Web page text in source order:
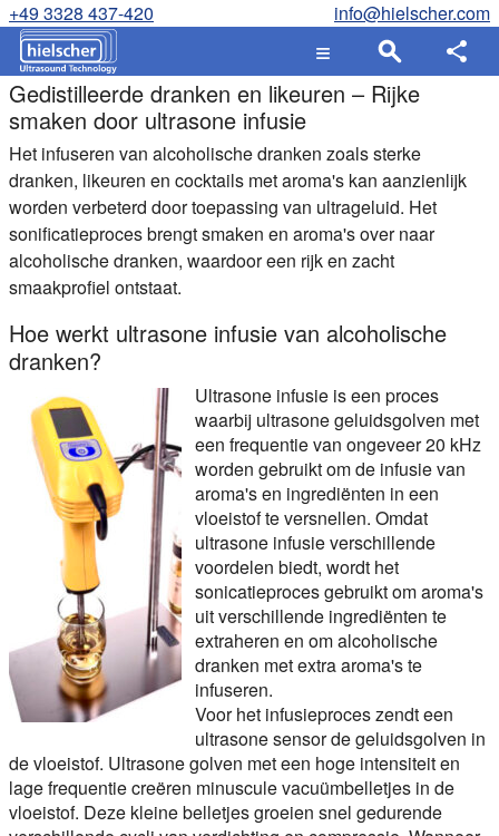
+49 3328 437-420 info@hielscher.com
Gedistilleerde dranken en likeuren – Rijke
smaken door ultrasone infusie
Het infuseren van alcoholische dranken zoals sterke
dranken, likeuren en cocktails met aroma's kan aanzienlijk
worden verbeterd door toepassing van ultrageluid. Het
sonificatieproces brengt smaken en aroma's over naar
alcoholische dranken, waardoor een rijk en zacht
smaakprofiel ontstaat.
Hoe werkt ultrasone infusie van alcoholische
dranken?
Ultrasone infusie is een proces
waarbij ultrasone geluidsgolven met
een frequentie van ongeveer 20 kHz
worden gebruikt om de infusie van
aroma's en ingrediënten in een
vloeistof te versnellen. Omdat
ultrasone infusie verschillende
voordelen biedt, wordt het
sonicatieproces gebruikt om aroma's
uit verschillende ingrediënten te
extraheren en om alcoholische
dranken met extra aroma's te
infuseren.
Voor het infusieproces zendt een
ultrasone sensor de geluidsgolven in
de vloeistof. Ultrasone golven met een hoge intensiteit en
lage frequentie creëren minuscule vacuümbelletjes in de
vloeistof. Deze kleine belletjes groeien snel gedurende